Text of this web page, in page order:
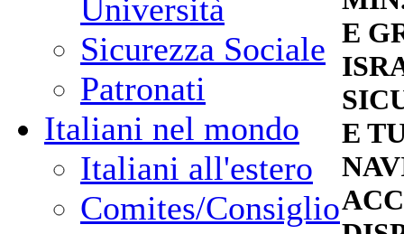
Università
Sicurezza Sociale
Patronati
Italiani nel mondo
Italiani all'estero
Comites/Consiglio
E
E